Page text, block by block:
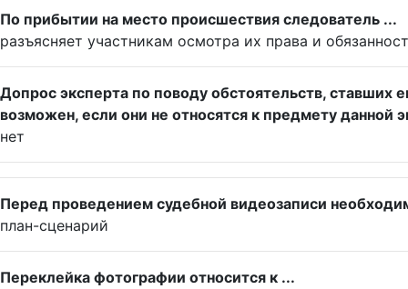
По прибытии на место происшествия следователь ...
разъясняет участникам осмотра их права и
Допрос эксперта по поводу обстоятельств, ставших
возможен, если они не относятся к предмету данной
нет
Перед проведением судебной видеозаписи
план-сценарий
Переклейка фотографии относится к ...